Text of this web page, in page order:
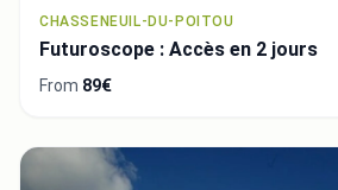
CHASSENEUIL-DU-POITOU
Futuroscope : Accès en 2 jours
From 89€